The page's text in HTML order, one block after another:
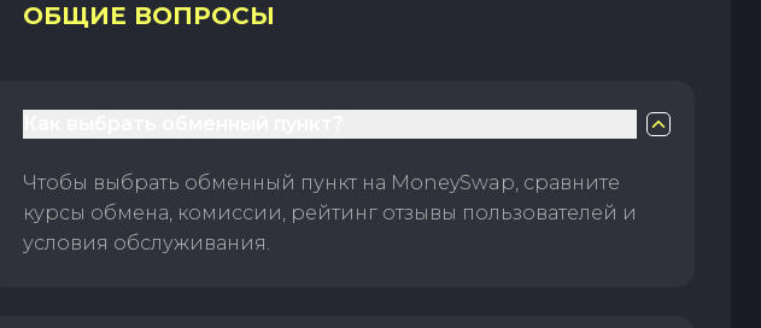
ОБЩИЕ ВОПРОСЫ
Чтобы выбрать обменный пункт на MoneySwap, сравните
курсы обмена, комиссии, рейтинг отзывы пользователей и
условия обслуживания.